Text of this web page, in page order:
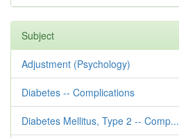
Subject
Adjustment ‪(Psychology)
Diabetes -- Complications
Diabetes Mellitus, Type 2 -- Comp...